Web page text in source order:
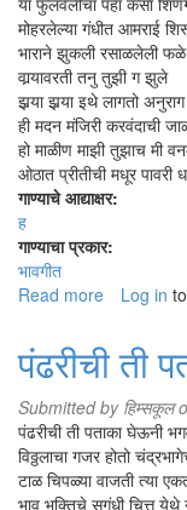
मोहरलेल्या गंधीत आमराई
भाराने झुकली रसाळलेली फळे
वार्‍यावरती तनु तुझी ग झुले
झर्‍या झर्‍या इथे लागतो
ही मदन मंजिरी करवंदाची
हो माळीण माझी तुझाच मी
ओठात प्रीतीची मधूर
गाण्याचे आद्याक्षर:
ह
गाण्याचा प्रकार:
भावगीत
Read more about
घेऊनी
हात
Log in
पंढरीची ती
Submitted by हिम्सकूल
पंढरीची ती पताका घेऊनी
विठ्ठलाचा गजर होतो
टाळ चिपळ्या वाजती त्या
भाव भक्तिचे सुगंधी चित्त येथे